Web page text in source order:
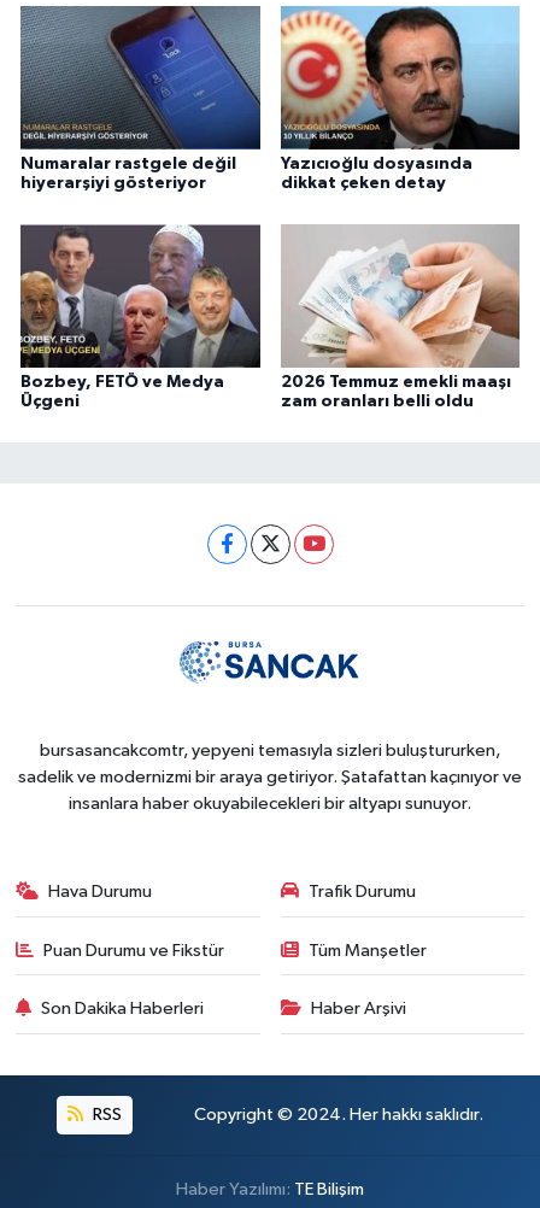
Numaralar rastgele değil
hiyerarşiyi gösteriyor
Yazıcıoğlu dosyasında
dikkat çeken detay
Bozbey, FETÖ ve Medya
Üçgeni
2026 Temmuz emekli maaşı
zam oranları belli oldu
bursasancakcomtr, yepyeni temasıyla sizleri buluştururken,
sadelik ve modernizmi bir araya getiriyor. Şatafattan kaçınıyor ve
insanlara haber okuyabilecekleri bir altyapı sunuyor.
Hava Durumu Trafik Durumu
Puan Durumu ve Fikstür Tüm Manşetler
Son Dakika Haberleri Haber Arşivi
RSS Copyright © 2024. Her hakkı saklıdır.
Haber Yazılımı: TE Bilişim